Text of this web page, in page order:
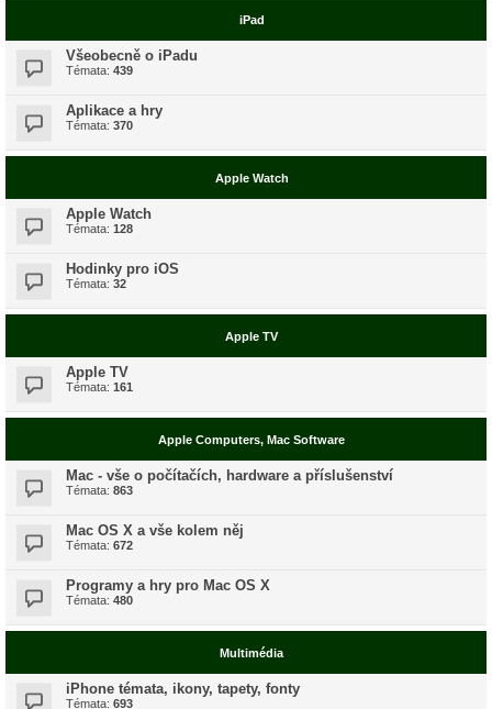
iPad
Všeobecně o iPadu
Témata: 439
Aplikace a hry
Témata: 370
Apple Watch
Apple Watch
Témata: 128
Hodinky pro iOS
Témata: 32
Apple TV
Apple TV
Témata: 161
Apple Computers, Mac Software
Mac - vše o počítačích, hardware a příslušenství
Témata: 863
Mac OS X a vše kolem něj
Témata: 672
Programy a hry pro Mac OS X
Témata: 480
Multimédia
iPhone témata, ikony, tapety, fonty
Témata: 693